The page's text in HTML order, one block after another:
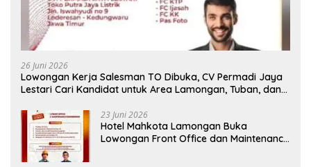
26 Juni 2026
Lowongan Kerja Salesman TO Dibuka, CV Permadi Jaya
Lestari Cari Kandidat untuk Area Lamongan, Tuban, dan
23 Juni 2026
Hotel Mahkota Lamongan Buka
Lowongan Front Office dan Maintenance